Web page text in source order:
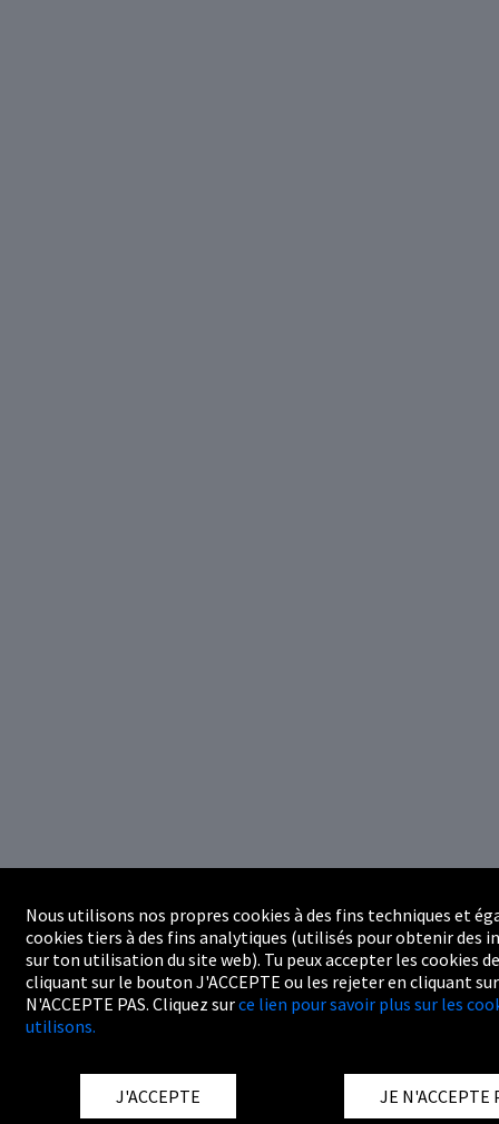
Nous utilisons nos propres cookies à des fins techniques et
cookies tiers à des fins analytiques (utilisés pour obtenir des
sur ton utilisation du site web). Tu peux accepter les cookies
cliquant sur le bouton J'ACCEPTE ou les rejeter en cliquant
N'ACCEPTE PAS. Cliquez surce lien pour savoir plus sur les
utilisons.
J'ACCEPTE JE N'ACCEPTE